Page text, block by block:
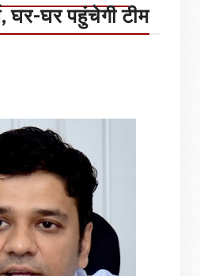
घर-घर पहुंचेगी टीम